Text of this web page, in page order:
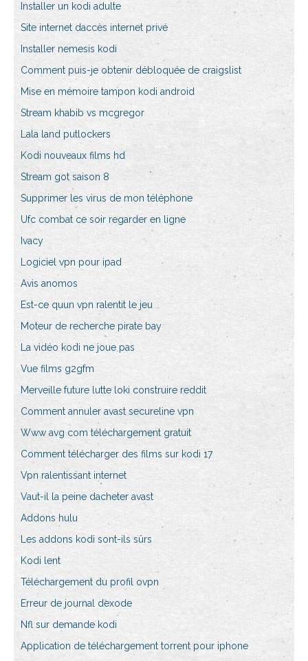
Installer un kodi adulte
Site internet daccès internet privé
Installer nemesis kodi
Comment puis-je obtenir débloquée de craigslist
Mise en mémoire tampon kodi android
Stream khabib vs mcgregor
Lala land putlockers
Kodi nouveaux films hd
Stream got saison 8
Supprimer les virus de mon téléphone
Ufc combat ce soir regarder en ligne
Ivacy
Logiciel vpn pour ipad
Avis anomos
Est-ce quun vpn ralentit le jeu
Moteur de recherche pirate bay
La vidéo kodi ne joue pas
Vue films g2gfm
Merveille future lutte loki construire reddit
Comment annuler avast secureline vpn
Www avg com téléchargement gratuit
Comment télécharger des films sur kodi 17
Vpn ralentissant internet
Vaut-il la peine dacheter avast
Addons hulu
Les addons kodi sont-ils sûrs
Kodi lent
Téléchargement du profil ovpn
Erreur de journal dexode
Nfl sur demande kodi
Application de téléchargement torrent pour iphone